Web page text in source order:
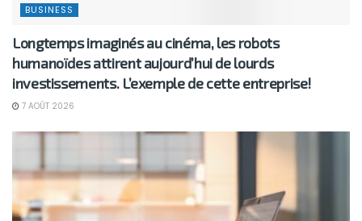
BUSINESS
Longtemps imaginés au cinéma, les robots
humanoïdes attirent aujourd’hui de lourds
investissements. L’exemple de cette entreprise!
7 AOÛT 2026